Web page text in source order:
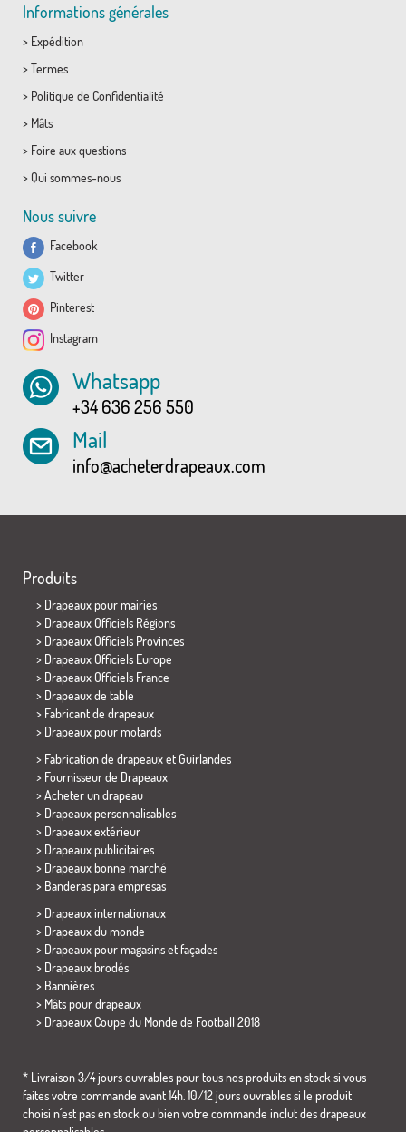
Informations générales
> Expédition
> Termes
> Politique de Confidentialité
> Mâts
> Foire aux questions
> Qui sommes-nous
Nous suivre
Facebook
Twitter
Pinterest
Instagram
Whatsapp
+34 636 256 550
Mail
info@acheterdrapeaux.com
Produits
> Drapeaux pour mairies
> Drapeaux Officiels Régions
> Drapeaux Officiels Provinces
> Drapeaux Officiels Europe
> Drapeaux Officiels France
> Drapeaux de table
> Fabricant de drapeaux
> Drapeaux pour motards
> Fabrication de drapeaux et Guirlandes
> Fournisseur de Drapeaux
> Acheter un drapeau
> Drapeaux personnalisables
> Drapeaux extérieur
> Drapeaux publicitaires
> Drapeaux bonne marché
> Banderas para empresas
> Drapeaux internationaux
> Drapeaux du monde
> Drapeaux pour magasins et façades
> Drapeaux brodés
> Bannières
> Mâts pour drapeaux
> Drapeaux Coupe du Monde de Football 2018
* Livraison 3/4 jours ouvrables pour tous nos produits en stock si vous
faites votre commande avant 14h. 10/12 jours ouvrables si le produit
choisi n´est pas en stock ou bien votre commande inclut des drapeaux